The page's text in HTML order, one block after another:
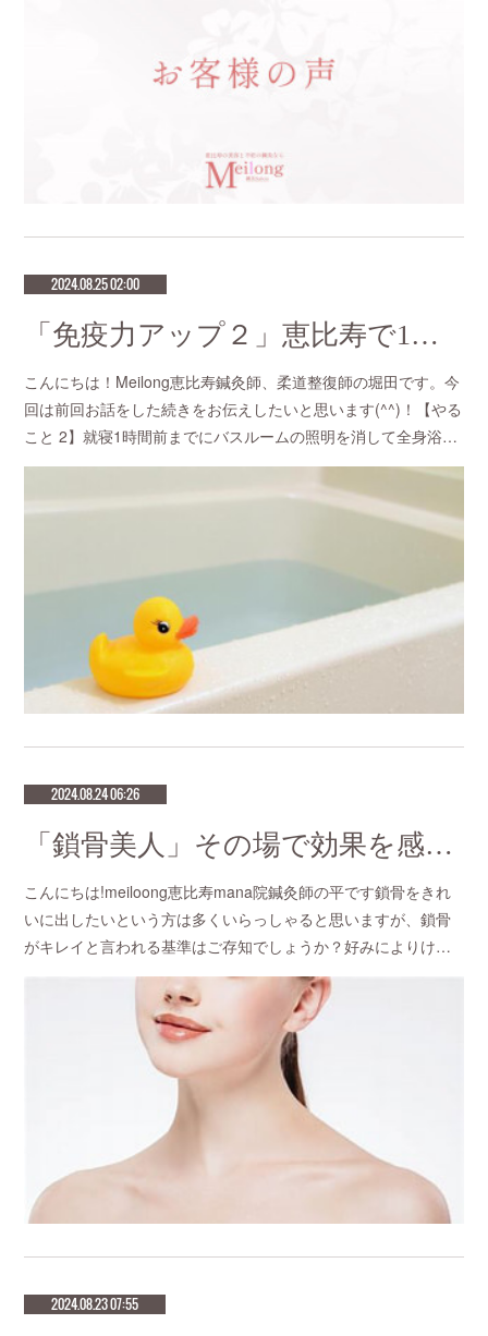
2024.08.25 02:00
「免疫力アップ２」恵比寿で1番人気のマタニティサロンmeilong
こんにちは！Meilong恵比寿鍼灸師、柔道整復師の堀田です。今
回は前回お話をした続きをお伝えしたいと思います(^^)！【やる
こと 2】就寝1時間前までにバスルームの照明を消して全身浴…
2024.08.24 06:26
「鎖骨美人」その場で効果を感じる針治療をお探しなら恵比寿meilong
こんにちは!meiloong恵比寿mana院鍼灸師の平です鎖骨をきれ
いに出したいという方は多くいらっしゃると思いますが、鎖骨
がキレイと言われる基準はご存知でしょうか？好みによりけ…
2024.08.23 07:55